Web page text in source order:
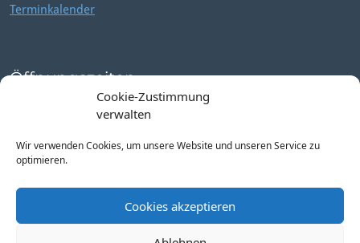
Cookie-Zustimmung
verwalten
Wir verwenden Cookies, um unsere Website und unseren Service zu
optimieren.
Cookies akzeptieren
Terminkalender
Öffnungszeiten
Mo – Fr: 9:00 – 14:00 h